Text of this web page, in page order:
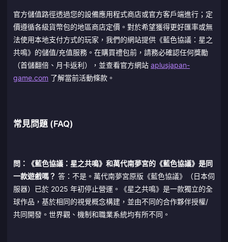
官方儲值路徑透過您的設備應用程式商店或官方客戶端進行；定
價遵循各級貨幣包的地區商店定價。對於希望獲得更好匯率或無
法使用本地支付方式的玩家，我們的網站提供《藍色協議：星之
共鳴》的儲值/充值服務。在購買禮包前，請務必確認任何獎勵
（首儲翻倍、月卡返利），並查看官方網站 aplusjapan-
game.com 了解當前活動條款。
常見問題 (FAQ)
問：《藍色協議：星之共鳴》和萬代南夢宮的《藍色協議》是同
一款遊戲嗎？ 答：不是。萬代南夢宮原版《藍色協議》（日本伺
服器）已於 2025 年初停止營運。《星之共鳴》是一款獨立的全
球作品，基於相同的視覺概念構建，並由不同的合作夥伴授權/
共同開發。世界觀、機制和職業系統均有所不同。